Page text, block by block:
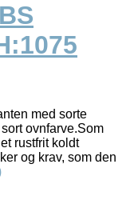
med sorte
ovnfarve.Som
rustfrit koldt
og krav, som den